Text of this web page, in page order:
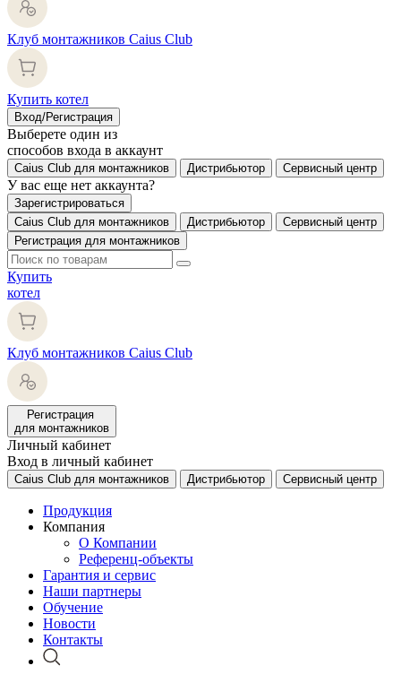
Клуб монтажников Caius Club
Купить котел
Вход/Регистрация
Выберете один из
способов входа в аккаунт
Caius Club для монтажников Дистрибьютор Сервисный центр
У вас еще нет аккаунта?
Зарегистрироваться
Caius Club для монтажников
Дистрибьютор
Сервисный центр
Регистрация для монтажников
Купить
котел
Клуб монтажников Caius Club
Регистрация
для монтажников
Личный кабинет
Вход в личный кабинет
Caius Club для монтажников Дистрибьютор Сервисный центр
Продукция
Компания
О Компании
Референц-объекты
Гарантия и сервис
Наши партнеры
Обучение
Новости
Контакты